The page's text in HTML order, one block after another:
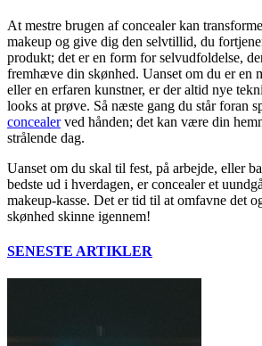
At mestre brugen af concealer kan
makeup og give dig den selvtillid, du
produkt; det er en form for selvudfoldelse,
fremhæve din skønhed. Uanset om du er en
eller en erfaren kunstner, er der altid nye
looks at prøve. Så næste gang du står foran
concealerved hånden; det kan være din
strålende dag.
Uanset om du skal til fest, på arbejde, eller
bedste ud i hverdagen, er concealer et
makeup-kasse. Det er tid til at omfavne det
skønhed skinne igennem!
SENESTE ARTIKLER